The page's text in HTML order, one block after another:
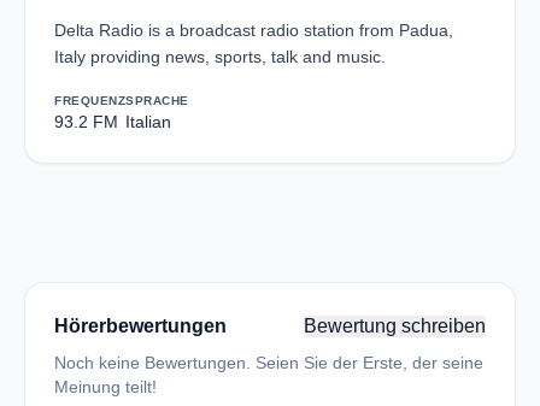
Delta Radio is a broadcast radio station from Padua,
Italy providing news, sports, talk and music.
FREQUENZ
93.2 FM
SPRACHE
Italian
Hörerbewertungen Bewertung schreiben
Noch keine Bewertungen. Seien Sie der Erste, der seine
Meinung teilt!